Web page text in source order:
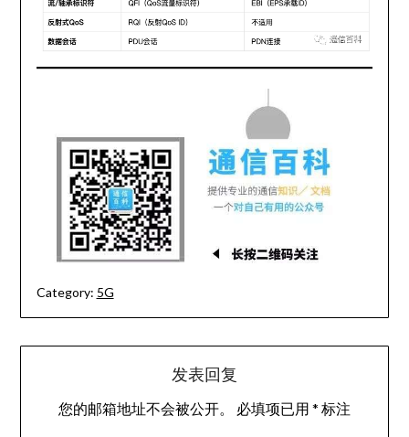
Category: 5G
发表回复
您的邮箱地址不会被公开。 必填项已用 * 标注